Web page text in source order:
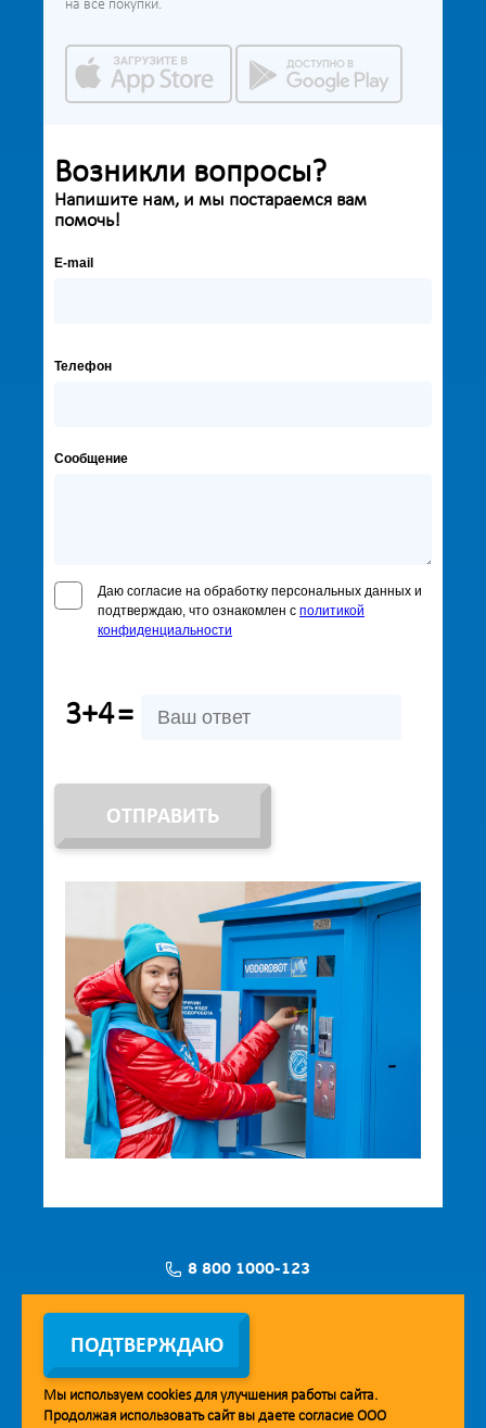
на все покупки.
Возникли вопросы?
Напишите нам, и мы постараемся вам
помочь!
E-mail
Телефон
Сообщение
Даю согласие на обработку персональных данных и
подтверждаю, что ознакомлен с политикой
конфиденциальности
3+4=
ОТПРАВИТЬ
8 800 1000-123
Заявка на установку
ПОДТВЕРЖДАЮ
Мы используем cookiesдля улучшения работы сайта.
Продолжая использовать сайт вы даете согласие ООО